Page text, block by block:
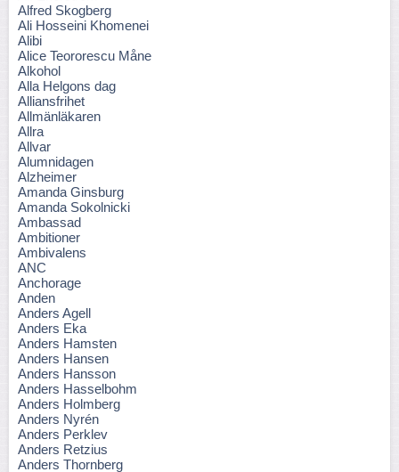
Alfred Skogberg
Ali Hosseini Khomenei
Alibi
Alice Teororescu Måne
Alkohol
Alla Helgons dag
Alliansfrihet
Allmänläkaren
Allra
Allvar
Alumnidagen
Alzheimer
Amanda Ginsburg
Amanda Sokolnicki
Ambassad
Ambitioner
Ambivalens
ANC
Anchorage
Anden
Anders Agell
Anders Eka
Anders Hamsten
Anders Hansen
Anders Hansson
Anders Hasselbohm
Anders Holmberg
Anders Nyrén
Anders Perklev
Anders Retzius
Anders Thornberg